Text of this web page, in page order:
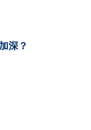
深？